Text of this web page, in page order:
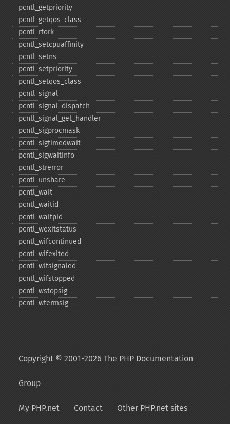
pcntl_​getpriority
pcntl_​getqos_​class
pcntl_​rfork
pcntl_​setcpuaffinity
pcntl_​setns
pcntl_​setpriority
pcntl_​setqos_​class
pcntl_​signal
pcntl_​signal_​dispatch
pcntl_​signal_​get_​handler
pcntl_​sigprocmask
pcntl_​sigtimedwait
pcntl_​sigwaitinfo
pcntl_​strerror
pcntl_​unshare
pcntl_​wait
pcntl_​waitid
pcntl_​waitpid
pcntl_​wexitstatus
pcntl_​wifcontinued
pcntl_​wifexited
pcntl_​wifsignaled
pcntl_​wifstopped
pcntl_​wstopsig
pcntl_​wtermsig
Copyright © 2001-2026 The PHP Documentation
Group
My PHP.net Contact Other PHP.net sites